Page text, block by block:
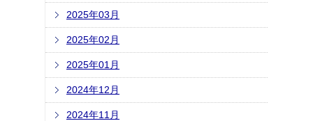
2025年03月
2025年02月
2025年01月
2024年12月
2024年11月